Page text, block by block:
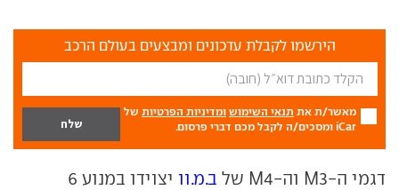
הירשמו לקבלת עדכונים ומבצעים בעולם הרכב
מאשר/ת את תנאי השימוש ומדיניות הפרטיות של
iCar ומסכים/ה לקבל מכם דברי פרסום.
דגמי ה-M3 וה-M4 של ב.מ.וו
יצוידו במנוע 6